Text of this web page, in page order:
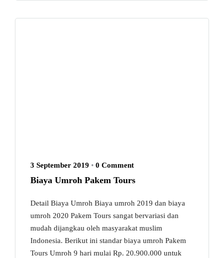
3 September 2019 • 0 Comment
Biaya Umroh Pakem Tours
Detail Biaya Umroh Biaya umroh 2019 dan biaya
umroh 2020 Pakem Tours sangat bervariasi dan
mudah dijangkau oleh masyarakat muslim
Indonesia. Berikut ini standar biaya umroh Pakem
Tours Umroh 9 hari mulai Rp. 20.900.000 untuk